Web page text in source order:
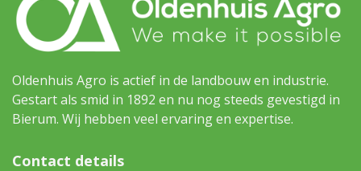
Oldenhuis Agro is actief in de landbouw en industrie.
Gestart als smid in 1892 en nu nog steeds gevestigd in
Bierum. Wij hebben veel ervaring en expertise.
Contact details